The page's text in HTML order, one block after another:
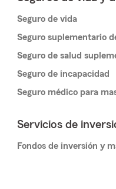
Seguro de vida
Seguro suplementario
Seguro de salud
Seguro de incapacidad
Seguro médico para
Servicios de
Fondos de inversión y